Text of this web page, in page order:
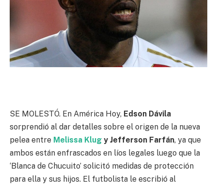
SE MOLESTÓ. En América Hoy, Edson Dávila
sorprendió al dar detalles sobre el origen de la nueva
pelea entre Melissa Klug y Jefferson Farfán, ya que
ambos están enfrascados en líos legales luego que la
‘Blanca de Chucuito’ solicitó medidas de protección
para ella y sus hijos. El futbolista le escribió al